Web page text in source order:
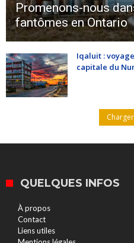
Promenons-nous
fantômes en Ontario
Iqaluit :
capitale du
QUELQUES INFOS
À propos
Contact
Liens utiles